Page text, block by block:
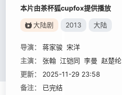
本片由茶杯狐cupfox提供播放
大陆剧 2013 大陆
导演： 蒋家骏 宋洋
主演：
张翰 江铠同 李曼 赵楚纶
更新：
2025-11-29 23:58
备注：
已完结